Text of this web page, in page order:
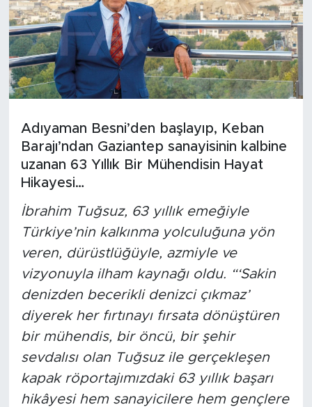
Adıyaman Besni’den başlayıp, Keban
Barajı’ndan Gaziantep sanayisinin kalbine
uzanan 63 Yıllık Bir Mühendisin Hayat
Hikayesi…
İbrahim Tuğsuz, 63 yıllık emeğiyle
Türkiye’nin kalkınma yolculuğuna yön
veren, dürüstlüğüyle, azmiyle ve
vizyonuyla ilham kaynağı oldu. “‘Sakin
denizden becerikli denizci çıkmaz’
diyerek her fırtınayı fırsata dönüştüren
bir mühendis, bir öncü, bir şehir
sevdalısı olan Tuğsuz ile gerçekleşen
kapak röportajımızdaki 63 yıllık başarı
hikâyesi hem sanayicilere hem gençlere